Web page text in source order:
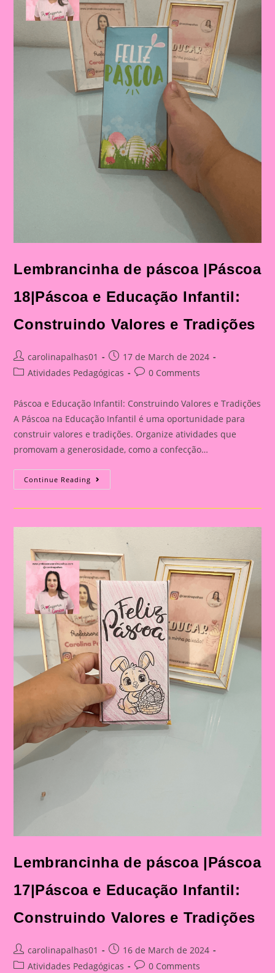
Lembrancinha de páscoa |Páscoa
18|Páscoa e Educação Infantil:
Construindo Valores e Tradições
Post
author:
carolinapalhas01
Post
published:
17 de March de 2024
PostAtividades Pedagógicas
Post0 Comments
Páscoa e Educação Infantil: Construindo Valores e Tradições
A Páscoa na Educação Infantil é uma oportunidade para
construir valores e tradições. Organize atividades que
promovam a generosidade, como a confecção…
Continue Reading Lembrancinha
De
|Páscoa
Educação
Infantil:
Construindo
Valores
E
Tradições
Lembrancinha de páscoa |Páscoa
17|Páscoa e Educação Infantil:
Construindo Valores e Tradições
Post
author:
carolinapalhas01
Post
published:
16 de March de 2024
PostAtividades Pedagógicas
Post0 Comments